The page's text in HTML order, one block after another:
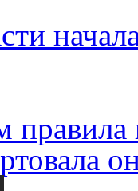
правила